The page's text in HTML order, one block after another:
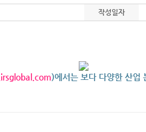
작성일자
)에서는 보다 다양한 산업